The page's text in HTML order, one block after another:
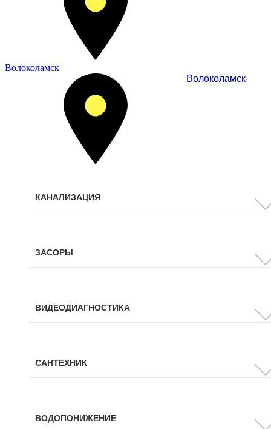
Волоколамск
Волоколамск
КАНАЛИЗАЦИЯ
ЗАСОРЫ
ВИДЕОДИАГНОСТИКА
САНТЕХНИК
ВОДОПОНИЖЕНИЕ